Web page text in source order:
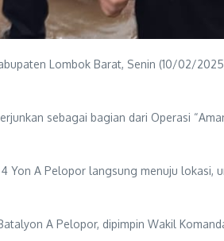
Lombok Barat, Senin (10/02/
sebagai bagian dari Operasi
Yon A Pelopor langsung menuju lokasi,
A Pelopor, dipimpin Wakil